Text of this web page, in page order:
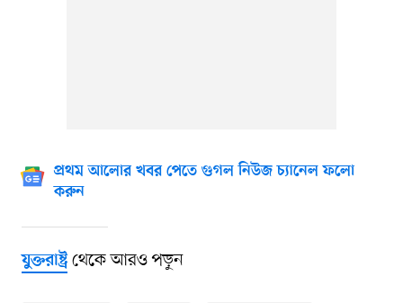
প্রথম আলোর খবর পেতে গুগল নিউজ চ্যানেল ফলো
করুন
যুক্তরাষ্ট্রথেকে আরও পড়ুন